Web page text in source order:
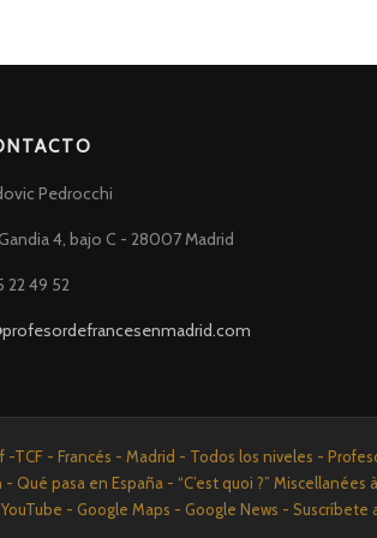
Pedrocchi
4, bajo C - 28007 Madrid
22 49 52
- Francés - Madrid - Todos los niveles -
pasa en España - “C’est quoi ?” Miscellanées
- Google Maps - Google News - Suscríbete